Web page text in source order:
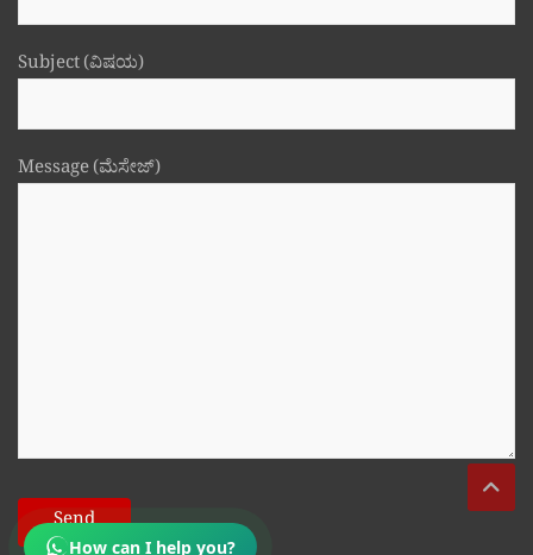
Subject (ವಿಷಯ)
Message (ಮೆಸೇಜ್)
How can I help you?